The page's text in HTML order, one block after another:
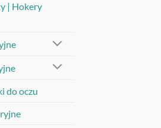
| Hokery
do oczu